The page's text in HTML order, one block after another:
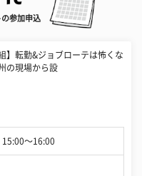
参加申込
】転勤&ジョブローテは怖くな
の現場から設
〜16:00